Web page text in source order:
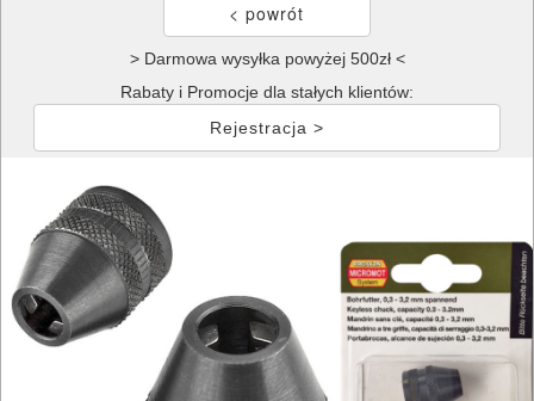
> Darmowa wysyłka powyżej 500zł <
Rabaty i Promocje dla stałych klientów:
Rejestracja >